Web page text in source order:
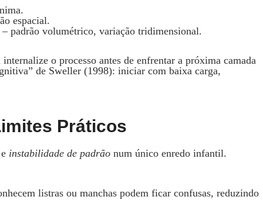
espacial.
padrão volumétrico, variação tridimensional.
o processo antes de enfrentar a próxima camada
de Sweller (1998): iniciar com baixa carga,
Práticos
instabilidade de padrão num único enredo infantil.
listras ou manchas podem ficar confusas, reduzindo